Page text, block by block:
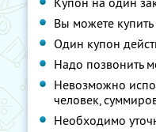
Вы можете
Один купон
Надо позвонить
Невозможно
человек,
Необходимо